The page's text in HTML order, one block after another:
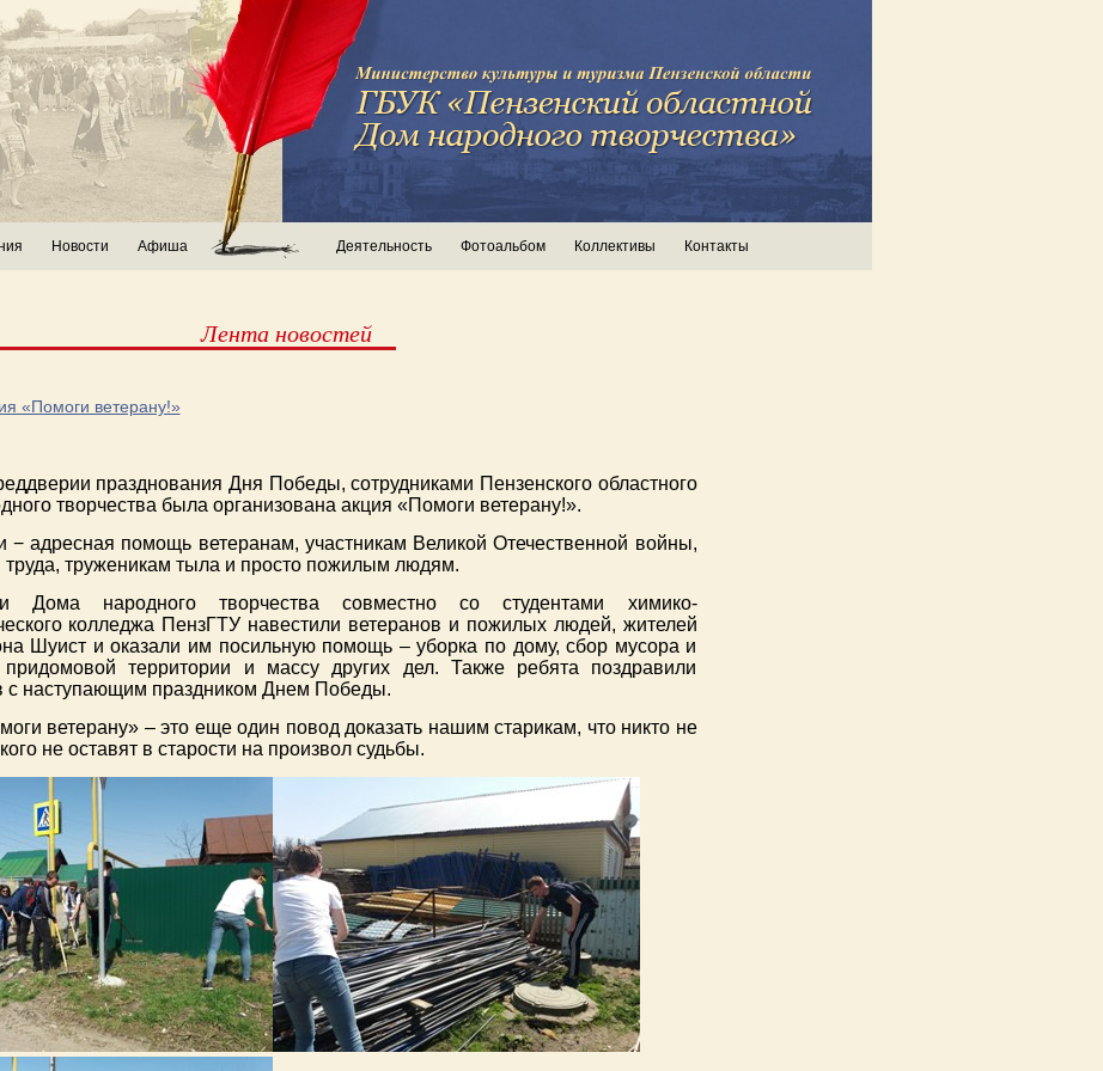
Новости Афиша Деятельность Фотоальбом Коллективы Контакты
Лента новостей
«Помоги ветерану!»
празднования Дня Победы, сотрудниками Пензенского областного
творчества была организована акция «Помоги ветерану!».
− адресная помощь ветеранам, участникам Великой Отечественной войны,
труда, труженикам тыла и просто пожилым людям.
Дома народного творчества совместно со студентами химико-
колледжа ПензГТУ навестили ветеранов и пожилых людей, жителей
Шуист и оказали им посильную помощь – уборка по дому, сбор мусора и
территории и массу других дел. Также ребята поздравили
с наступающим праздником Днем Победы.
ветерану» – это еще один повод доказать нашим старикам, что никто не
не оставят в старости на произвол судьбы.